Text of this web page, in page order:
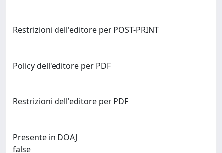
Restrizioni dell'editore per POST-PRINT
Policy dell'editore per PDF
Restrizioni dell'editore per PDF
Presente in DOAJ